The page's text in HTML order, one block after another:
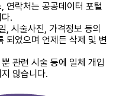
연락처는 공공데이터 포털
.
, 시술사진, 가격정보 등의
되었으며 언제든 삭제 및 변
관련 시술 등에 일체 개입
않습니다.